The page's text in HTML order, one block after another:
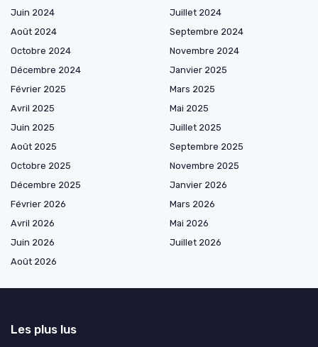
Juin 2024
Juillet 2024
Août 2024
Septembre 2024
Octobre 2024
Novembre 2024
Décembre 2024
Janvier 2025
Février 2025
Mars 2025
Avril 2025
Mai 2025
Juin 2025
Juillet 2025
Août 2025
Septembre 2025
Octobre 2025
Novembre 2025
Décembre 2025
Janvier 2026
Février 2026
Mars 2026
Avril 2026
Mai 2026
Juin 2026
Juillet 2026
Août 2026
Les plus lus